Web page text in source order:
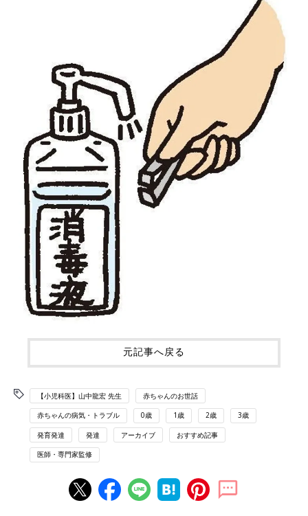
元記事へ戻る
【小児科医】山中龍宏 先生 赤ちゃんのお世話
赤ちゃんの病気・トラブル 0歳 1歳 2歳 3歳
発育発達 発達 アーカイブ おすすめ記事
医師・専門家監修